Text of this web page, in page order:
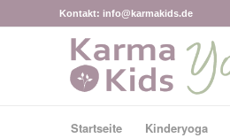
Kontakt: info@karmakids.de
Startseite Kinderyoga